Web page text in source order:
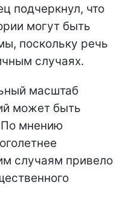
подчеркнул, что
могут быть
поскольку речь
случаях.
масштаб
может быть
По мнению
случаям привело